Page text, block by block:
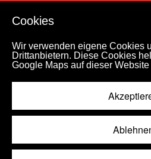
Cookies
Wir verwenden eigene Cookies
Drittanbietern. Diese Cookies
Google Maps auf dieser
Impressum